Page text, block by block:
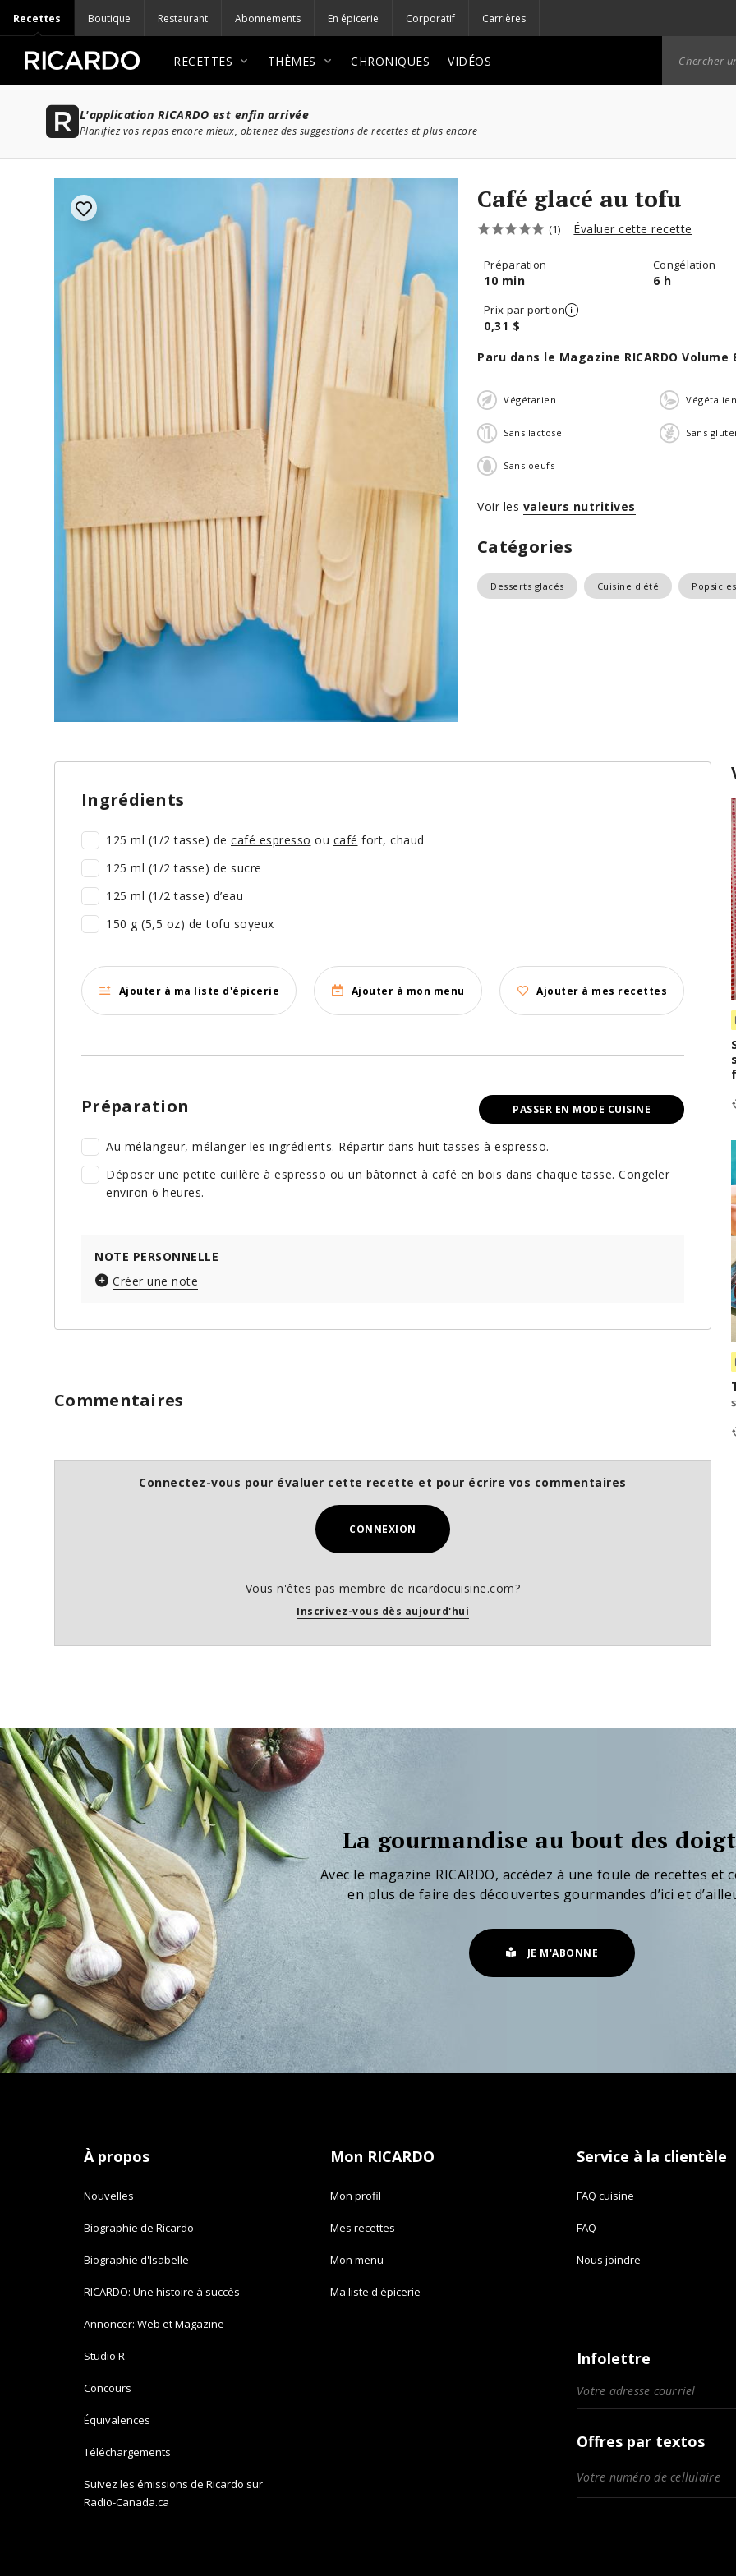
Recettes Boutique Restaurant Abonnements En épicerie Corporatif Carrières
RECETTES THÈMES CHRONIQUES VIDÉOS
L'application RICARDO est enfin arrivée
Planifiez vos repas encore mieux, obtenez des suggestions de recettes et plus encore
Café glacé au tofu
(1) Évaluer cette recette
Préparation
10 min
Congélation
6 h
Prix par portion
0,31 $
Paru dans le Magazine RICARDO Volume
Végétarien Végétalien
Sans lactose Sans
Sans oeufs
Voir les valeurs nutritives
Catégories
Desserts glacés Cuisine d'été
Ingrédients
125 ml (1/2 tasse) de café espresso ou café fort, chaud
125 ml (1/2 tasse) de sucre
125 ml (1/2 tasse) d’eau
150 g (5,5 oz) de tofu soyeux
Ajouter à ma liste d'épicerie Ajouter à mon menu Ajouter à mes recettes
PASSER EN MODE CUISINE
Préparation
Au mélangeur, mélanger les ingrédients. Répartir dans huit tasses à espresso.
Déposer une petite cuillère à espresso ou un bâtonnet à café en bois dans chaque tasse. Congeler
environ 6 heures.
NOTE PERSONNELLE
Créer une note
Commentaires
Connectez-vous pour évaluer cette recette et pour écrire vos commentaires
CONNEXION
Vous n'êtes pas membre de ricardocuisine.com?
Inscrivez-vous dès aujourd'hui
La gourmandise au bout des
Avec le magazine RICARDO, accédez à une foule de recettes et
en plus de faire des découvertes gourmandes d’ici et
JE M'ABONNE
À propos
Nouvelles
Biographie de Ricardo
Biographie d'Isabelle
RICARDO: Une histoire à succès
Annoncer: Web et Magazine
Studio R
Concours
Équivalences
Téléchargements
Suivez les émissions de Ricardo sur
Radio-Canada.ca
Mon RICARDO
Mon profil
Mes recettes
Mon menu
Ma liste d'épicerie
Service à la clientèle
FAQ cuisine
FAQ
Nous joindre
Infolettre
Offres par textos